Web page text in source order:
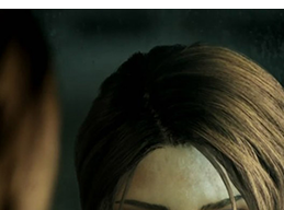
manapság már kötelező